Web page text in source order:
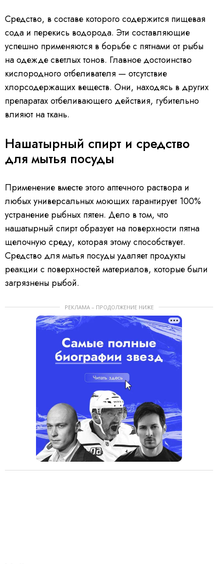
Средство, в составе которого содержится пищевая
сода и перекись водорода. Эти составляющие
успешно применяются в борьбе с пятнами от рыбы
на одежде светлых тонов. Главное достоинство
кислородного отбеливателя — отсутствие
хлорсодержащих веществ. Они, находясь в других
препаратах отбеливающего действия, губительно
влияют на ткань.
Нашатырный спирт и средство
для мытья посуды
Применение вместе этого аптечного раствора и
любых универсальных моющих гарантирует 100%
устранение рыбных пятен. Дело в том, что
нашатырный спирт образует на поверхности пятна
щелочную среду, которая этому способствует.
Средство для мытья посуды удаляет продукты
реакции с поверхностей материалов, которые были
загрязнены рыбой.
РЕКЛАМА – ПРОДОЛЖЕНИЕ НИЖЕ